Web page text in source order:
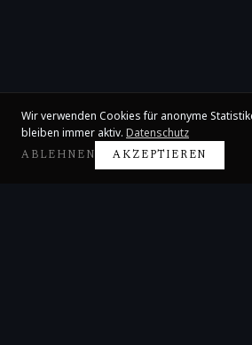
Wir verwenden Cookies für anonyme
bleiben immer aktiv. Datenschutz
ABLEHNEN AKZEPTIEREN